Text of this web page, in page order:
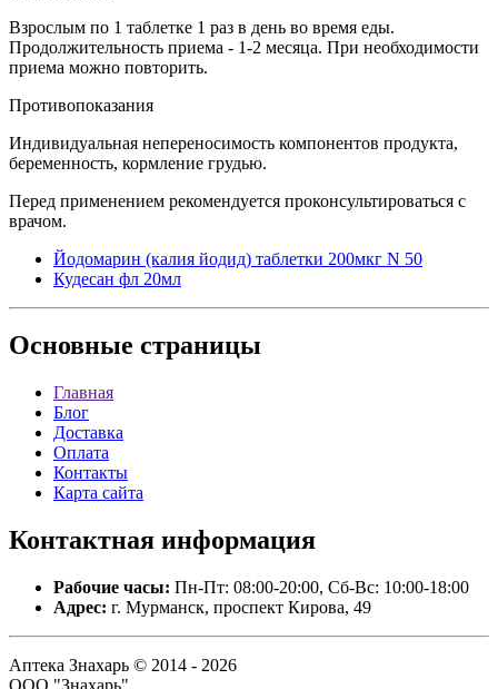
Взрослым по 1 таблетке 1 раз в день во время еды.
Продолжительность приема - 1-2 месяца. При необходимости
приема можно повторить.
Противопоказания
Индивидуальная непереносимость компонентов продукта,
беременность, кормление грудью.
Перед применением рекомендуется проконсультироваться с
врачом.
Йодомарин (калия йодид) таблетки 200мкг N 50
Кудесан фл 20мл
Основные страницы
Главная
Блог
Доставка
Оплата
Контакты
Карта сайта
Контактная информация
Рабочие часы: Пн-Пт: 08:00-20:00, Сб-Вс: 10:00-18:00
Адрес: г. Мурманск, проспект Кирова, 49
Аптека Знахарь © 2014 - 2026